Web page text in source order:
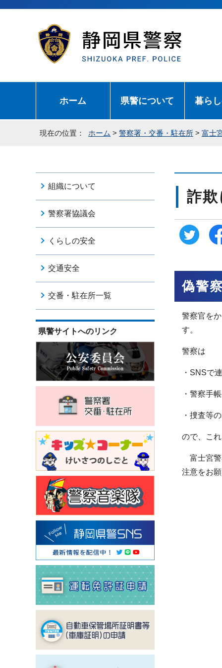
ホーム 県警について 暮ら
現在の位置： ホーム > 警察署・交番・駐在所 > 富士
詐
偽警
警察官を
す。
警察は
・SNSで
・警察手
・捜査等
ので、こ
富士宮警
注意をお
組織について
警察署協議会
くらしの安全
交通安全
交番・駐在所一覧
県警サイトへのリンク